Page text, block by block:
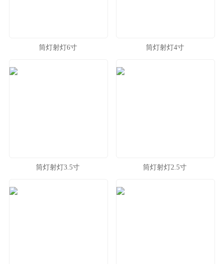
筒灯射灯6寸 筒灯射灯4寸
筒灯射灯3.5寸 筒灯射灯2.5寸